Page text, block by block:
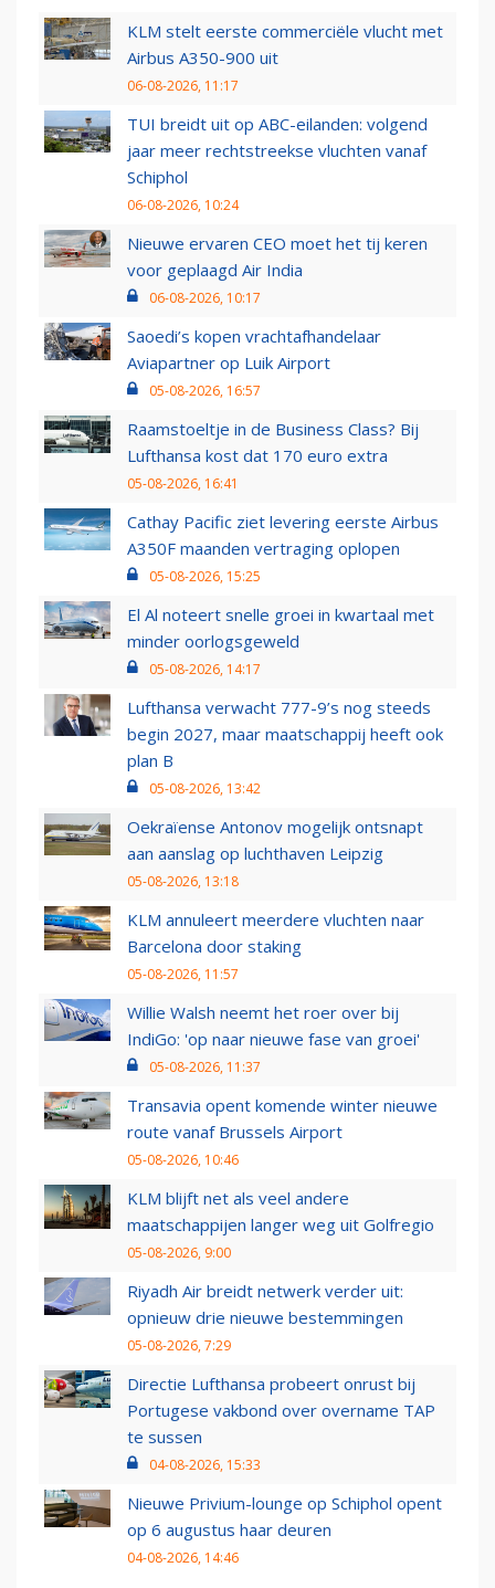
KLM stelt eerste commerciële vlucht met
Airbus A350-900 uit
06-08-2026, 11:17
TUI breidt uit op ABC-eilanden: volgend
jaar meer rechtstreekse vluchten vanaf
Schiphol
06-08-2026, 10:24
Nieuwe ervaren CEO moet het tij keren
voor geplaagd Air India
06-08-2026, 10:17
Saoedi’s kopen vrachtafhandelaar
Aviapartner op Luik Airport
05-08-2026, 16:57
Raamstoeltje in de Business Class? Bij
Lufthansa kost dat 170 euro extra
05-08-2026, 16:41
Cathay Pacific ziet levering eerste Airbus
A350F maanden vertraging oplopen
05-08-2026, 15:25
El Al noteert snelle groei in kwartaal met
minder oorlogsgeweld
05-08-2026, 14:17
Lufthansa verwacht 777-9’s nog steeds
begin 2027, maar maatschappij heeft ook
plan B
05-08-2026, 13:42
Oekraïense Antonov mogelijk ontsnapt
aan aanslag op luchthaven Leipzig
05-08-2026, 13:18
KLM annuleert meerdere vluchten naar
Barcelona door staking
05-08-2026, 11:57
Willie Walsh neemt het roer over bij
IndiGo: 'op naar nieuwe fase van groei'
05-08-2026, 11:37
Transavia opent komende winter nieuwe
route vanaf Brussels Airport
05-08-2026, 10:46
KLM blijft net als veel andere
maatschappijen langer weg uit Golfregio
05-08-2026, 9:00
Riyadh Air breidt netwerk verder uit:
opnieuw drie nieuwe bestemmingen
05-08-2026, 7:29
Directie Lufthansa probeert onrust bij
Portugese vakbond over overname TAP
te sussen
04-08-2026, 15:33
Nieuwe Privium-lounge op Schiphol opent
op 6 augustus haar deuren
04-08-2026, 14:46